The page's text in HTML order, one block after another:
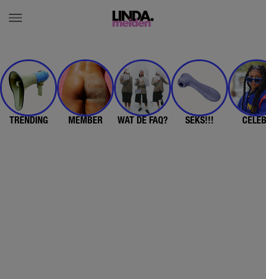
TRENDING MEMBER WAT DE FAQ? SEKS!!!